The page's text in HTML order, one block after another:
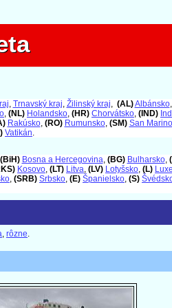
, Trnavský kraj, Žilinský kraj, (AL)Albánsko,
, (NL) Holandsko, (HR) Chorvátsko, (IND)
Rakúsko, (RO) Rumunsko, (SM) San Marino
Vatikán.
(BiH) Bosna a Hercegovina, (BG) Bulharsko,
Kosovo, (LT) Litva, (LV) Lotyšsko, (L)
, (SRB) Srbsko, (E) Španielsko, (S)
, rôzne.